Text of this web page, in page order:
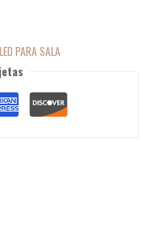
PARA SALA